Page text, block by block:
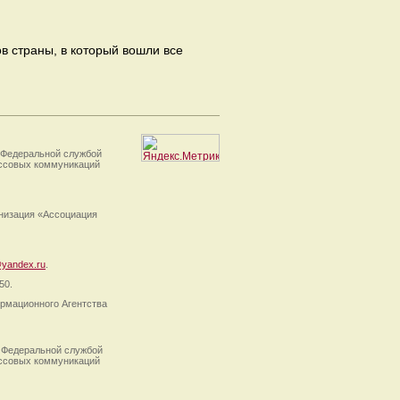
страны, в который вошли все
службой
коммуникаций
«Ассоциация
Агентства
службой
коммуникаций